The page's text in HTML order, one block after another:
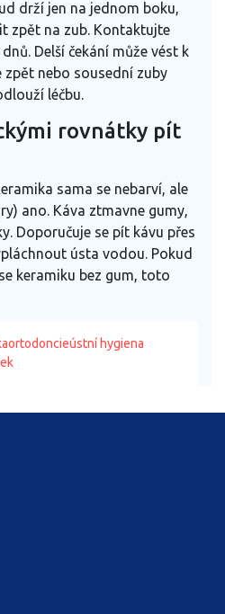
drží jen na jednom boku,
zpět na zub. Kontaktujte
Delší čekání může vést k
zpět nebo sousední zuby
léčbu.
rovnátky pít
sama se nebarví, ale
ano. Káva ztmavne gumy,
Doporučuje se pít kávu přes
ústa vodou. Pokud
keramiku bez gum, toto
ortodoncieústní hygiena